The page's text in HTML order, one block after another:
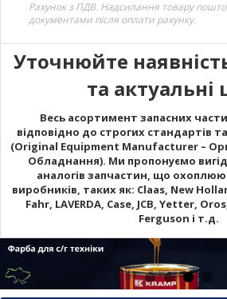
Рахунок з ПДВ. Надсилання товару
документами після оплати рахунку.
Уточнюйте
та актуальні
Весь асортимент запасних
відповідно до строгих стандартів
(Original Equipment Manufacturer –
Обладнання). Ми пропонуємо
аналогів запчастин, що
виробників, таких як: Claas, New
Fahr, LAVERDA, Case, JCB, Yetter,
Ferguson і т.д.